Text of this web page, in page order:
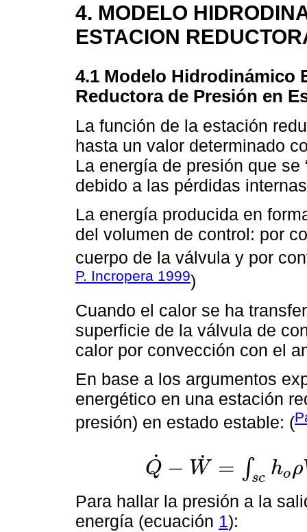
4. MODELO
ESTACION
4.1 Modelo Hidrodinámico
Reductora de Presión en
La función de la estación
hasta un valor determinado
La energía de presión que se
debido a las pérdidas
La energía producida en
del volumen de control: por
cuerpo de la válvula y por
P. Incropera 1999)
Cuando el calor se ha
superficie de la válvula de
calor por convección con el
En base a los argumentos
energético en una estación
presión) en estado estable: (
Q
˙ − W
˙ = ∫sc ho ρ
Q˙-W˙=∫s hoρ dA-+ Wp
Para hallar la presión a la
energía (ecuación 1):